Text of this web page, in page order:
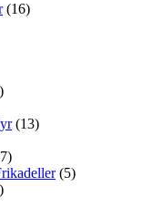
(16)
(13)
(5)